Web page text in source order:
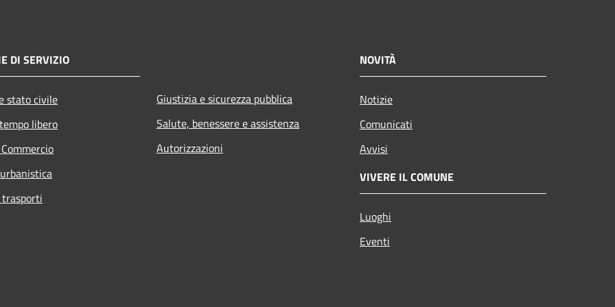
DI SERVIZIO
stato civile
libero
Giustizia e sicurezza pubblica
Salute, benessere e assistenza
Autorizzazioni
NOVITÀ
Notizie
Comunicati
Avvisi
VIVERE IL COMUNE
Luoghi
Eventi